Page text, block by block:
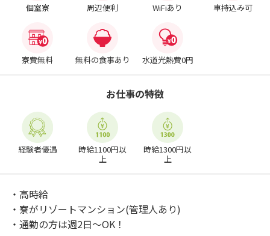
個室寮 周辺便利 WiFiあり 車持込み可
寮費無料 無料の食事あり 水道光熱費0円
お仕事の特徴
経験者優遇
時給1100円以
上
時給1300円以
上
・高時給
・寮がリゾートマンション(管理人あり)
・通勤の方は週2日～OK！